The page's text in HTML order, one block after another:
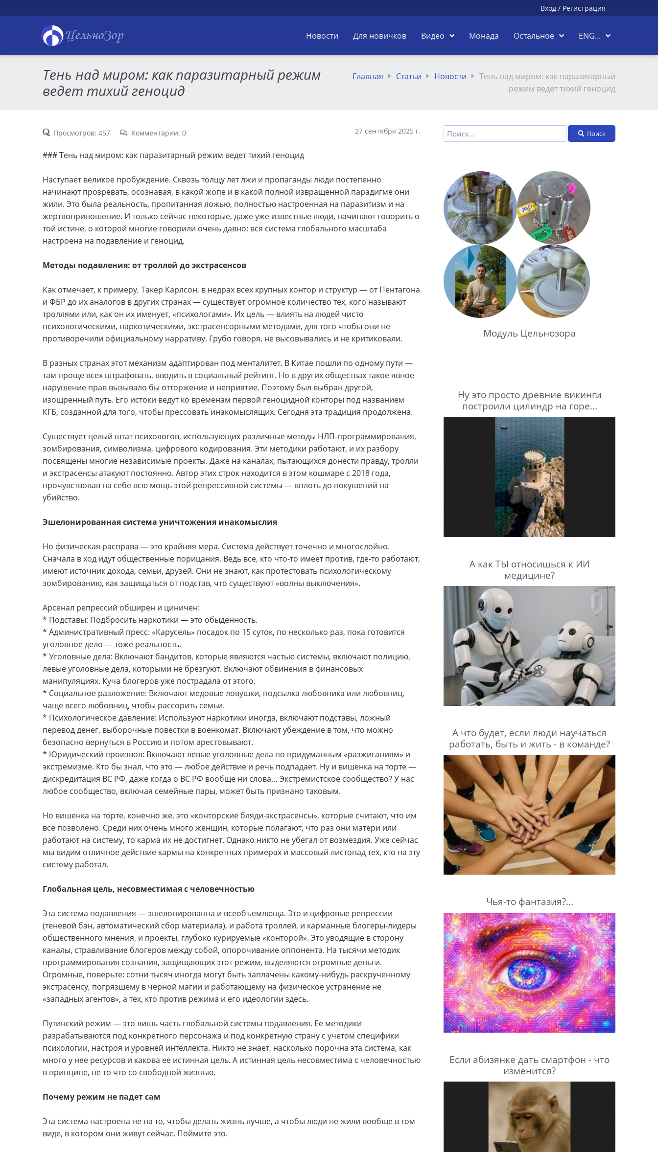
Вход / Регистрация
ЦельноЗор Новости Для новичков Видео Монада Остальное ENG...
Тень над миром: как паразитарный режим
ведет тихий геноцид
Главная Статьи Новости
Тень над миром: как паразитарный
режим ведет тихий геноцид
Просмотров: 457 Комментарии: 0 27 сентября 2025 г.
### Тень над миром: как паразитарный режим ведет тихий геноцид
Наступает великое пробуждение. Сквозь толщу лет лжи и пропаганды люди постепенно
начинают прозревать, осознавая, в какой жопе и в какой полной извращенной парадигме они
жили. Это была реальность, пропитанная ложью, полностью настроенная на паразитизм и на
жертвоприношение. И только сейчас некоторые, даже уже известные люди, начинают говорить о
той истине, о которой многие говорили очень давно: вся система глобального масштаба
настроена на подавление и геноцид.
Методы подавления: от троллей до экстрасенсов
Как отмечает, к примеру, Такер Карлсон, в недрах всех крупных контор и структур — от Пентагона
и ФБР до их аналогов в других странах — существует огромное количество тех, кого называют
троллями или, как он их именует, «психологами». Их цель — влиять на людей чисто
психологическими, наркотическими, экстрасенсорными методами, для того чтобы они не
противоречили официальному нарративу. Грубо говоря, не высовывались и не критиковали.
В разных странах этот механизм адаптирован под менталитет. В Китае пошли по одному пути —
там проще всех штрафовать, вводить в социальный рейтинг. Но в других обществах такое явное
нарушение прав вызывало бы отторжение и неприятие. Поэтому был выбран другой,
изощренный путь. Его истоки ведут ко временам первой геноцидной конторы под названием
КГБ, созданной для того, чтобы прессовать инакомыслящих. Сегодня эта традиция продолжена.
Существует целый штат психологов, использующих различные методы НЛП-программирования,
зомбирования, символизма, цифрового кодирования. Эти методики работают, и их разбору
посвящены многие независимые проекты. Даже на каналах, пытающихся донести правду, тролли
и экстрасенсы атакуют постоянно. Автор этих строк находится в этом кошмаре с 2018 года,
прочувствовав на себе всю мощь этой репрессивной системы — вплоть до покушений на
убийство.
Эшелонированная система уничтожения инакомыслия
Но физическая расправа — это крайняя мера. Система действует точечно и многослойно.
Сначала в ход идут общественные порицания. Ведь все, кто что-то имеет против, где-то работают,
имеют источник дохода, семьи, друзей. Они не знают, как протестовать психологическому
зомбированию, как защищаться от подстав, что существуют «волны выключения».
Арсенал репрессий обширен и циничен:
* Подставы: Подбросить наркотики — это обыденность.
* Административный пресс: «Карусель» посадок по 15 суток, по несколько раз, пока готовится
уголовное дело — тоже реальность.
* Уголовные дела: Включают бандитов, которые являются частью системы, включают полицию,
левые уголовные дела, которыми не брезгуют. Включают обвинения в финансовых
манипуляциях. Куча блогеров уже пострадала от этого.
* Социальное разложение: Включают медовые ловушки, подсылка любовника или любовниц,
чаще всего любовниц, чтобы рассорить семьи.
* Психологическое давление: Используют наркотики иногда, включают подставы, ложный
перевод денег, выборочные повестки в военкомат. Включают убеждение в том, что можно
безопасно вернуться в Россию и потом арестовывают.
* Юридический произвол: Включают левые уголовные дела по придуманным «разжиганиям» и
экстремизме. Кто бы знал, что это — любое действие и речь подпадает. Ну и вишенка на торте —
дискредитация ВС РФ, даже когда о ВС РФ вообще ни слова… Экстремистское сообщество? У нас
любое сообщество, включая семейные пары, может быть признано таковым.
Но вишенка на торте, конечно же, это «конторские бляди-экстрасенсы», которые считают, что им
все позволено. Среди них очень много женщин, которые полагают, что раз они матери или
работают на систему, то карма их не достигнет. Однако никто не убегал от возмездия. Уже сейчас
мы видим отличное действие кармы на конкретных примерах и массовый листопад тех, кто на эту
систему работал.
Глобальная цель, несовместимая с человечностью
Эта система подавления — эшелонированна и всеобъемлюща. Это и цифровые репрессии
(теневой бан, автоматический сбор материала), и работа троллей, и карманные блогеры-лидеры
общественного мнения, и проекты, глубоко курируемые «конторой». Это уводящие в сторону
каналы, стравливание блогеров между собой, опорочивание оппонента. На тысячи методик
программирования сознания, защищающих этот режим, выделяются огромные деньги.
Огромные, поверьте: сотни тысяч иногда могут быть заплачены какому-нибудь раскрученному
экстрасенсу, погрязшему в черной магии и работающему на физическое устранение не
«западных агентов», а тех, кто против режима и его идеологии здесь.
Путинский режим — это лишь часть глобальной системы подавления. Ее методики
разрабатываются под конкретного персонажа и под конкретную страну с учетом специфики
психологии, настроя и уровней интеллекта. Никто не знает, насколько порочна эта система, как
много у нее ресурсов и какова ее истинная цель. А истинная цель несовместима с человечностью
в принципе, не то что со свободной жизнью.
Почему режим не падет сам
Эта система настроена не на то, чтобы делать жизнь лучше, а чтобы люди не жили вообще в том
виде, в котором они живут сейчас. Поймите это.
Поиск
Модуль Цельнозора
Ну это просто древние викинги
построили цилиндр на горе...
А как ТЫ относишься к ИИ
медицине?
А что будет, если люди научаться
работать, быть и жить - в команде?
Чья-то фантазия?...
Если абизянке дать смартфон - что
изменится?